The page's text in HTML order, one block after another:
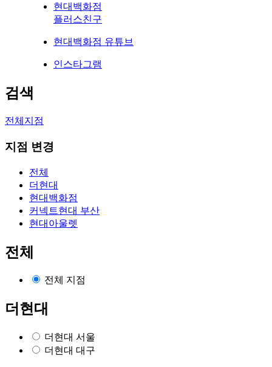
현대백화점
플러스친구
현대백화점 유튜브
인스타그램
검색
전체지점
지점 변경
전체
더현대
현대백화점
커넥트현대 부산
현대아울렛
전체
전체 지점
더현대
더현대 서울
더현대 대구